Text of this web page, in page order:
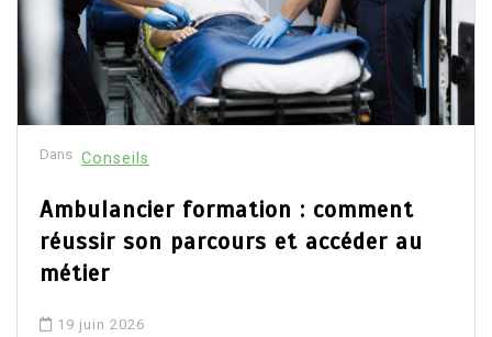
Dans Conseils
Ambulancier formation : comment
réussir son parcours et accéder au
métier
19 juin 2026